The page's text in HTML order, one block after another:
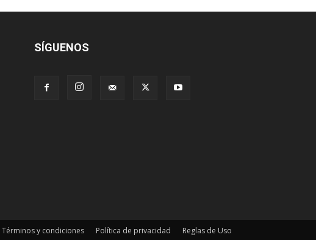
SÍGUENOS
Términos y condiciones Política de privacidad Reglas de Uso